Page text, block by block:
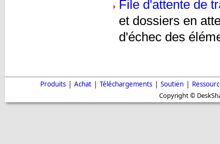
File d'attente de
et dossiers en
d'échec des
Produits | Achat | Téléchargements | Soutien |
Copyright ©